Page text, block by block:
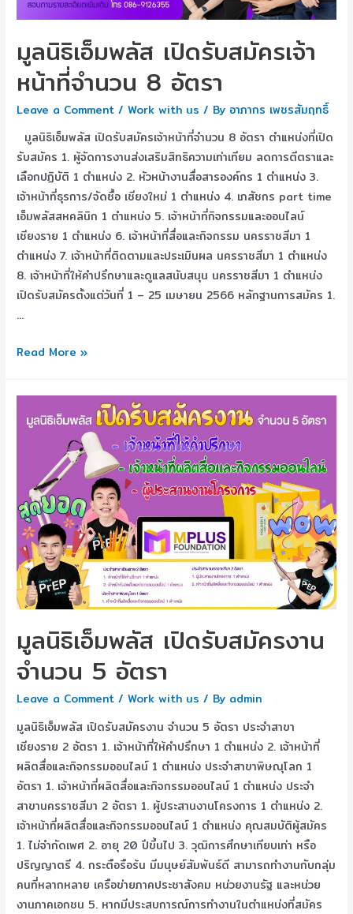
มูลนิธิเอ็มพลัส เปิดรับสมัครเจ้า
หน้าที่จำนวน 8 อัตรา
Leave a Comment /Work with us / By อาภากร เพชรสัมฤทธิ์
มูลนิธิเอ็มพลัส เปิดรับสมัครเจ้าหน้าที่จำนวน 8 อัตรา ตำแหน่งที่เปิด
รับสมัคร 1. ผู้จัดการงานส่งเสริมสิทธิความเท่าเทียม ลดการตีตราและ
เลือกปฏิบัติ 1 ตำแหน่ง 2. หัวหน้างานสื่อสารองค์กร 1 ตำแหน่ง 3.
เจ้าหน้าที่ธุรการ/จัดซื้อ เชียงใหม่ 1 ตำแหน่ง 4. เภสัชกร part time
เอ็มพลัสสหคลินิก 1 ตำแหน่ง 5. เจ้าหน้าที่กิจกรรมและออนไลน์
เชียงราย 1 ตำแหน่ง 6. เจ้าหน้าที่สื่อและกิจกรรม นครราชสีมา 1
ตำแหน่ง 7. เจ้าหน้าที่ติดตามและประเมินผล นครราชสีมา 1 ตำแหน่ง
8. เจ้าหน้าที่ให้คำปรึกษาและดูแลสนับสนุน นครราชสีมา 1 ตำแหน่ง
เปิดรับสมัครตั้งแต่วันที่ 1 – 25 เมษายน 2566 หลักฐานการสมัคร 1.
…
Read More »
มูลนิธิเอ็มพลัส เปิดรับสมัครงาน
จำนวน 5 อัตรา
Leave a Comment /Work with us / By admin
มูลนิธิเอ็มพลัส เปิดรับสมัครงาน จำนวน 5 อัตรา ประจำสาขา
เชียงราย 2 อัตรา 1. เจ้าหน้าที่ให้คำปรึกษา 1 ตำแหน่ง 2. เจ้าหน้าที่
ผลิตสื่อและกิจกรรมออนไลน์ 1 ตำแหน่ง ประจำสาขาพิษณุโลก 1
อัตรา 1. เจ้าหน้าที่ผลิตสื่อและกิจกรรมออนไลน์ 1 ตำแหน่ง ประจำ
สาขานครราชสีมา 2 อัตรา 1. ผู้ประสานงานโครงการ 1 ตำแหน่ง 2.
เจ้าหน้าที่ผลิตสื่อและกิจกรรมออนไลน์ 1 ตำแหน่ง คุณสมบัติผู้สมัคร
1. ไม่จำกัดเพศ 2. อายุ 20 ปีขึ้นไป 3. วุฒิการศึกษาเทียบเท่า หรือ
ปริญญาตรี 4. กระตือรือร้น มีมนุษย์สัมพันธ์ดี สามารถทำงานกับกลุ่ม
คนที่หลากหลาย เครือข่ายภาคประชาสังคม หน่วยงานรัฐ และหน่วย
งานภาคเอกชน 5. หากมีประสบการณ์การทำงานในตำแหน่งที่สมัคร